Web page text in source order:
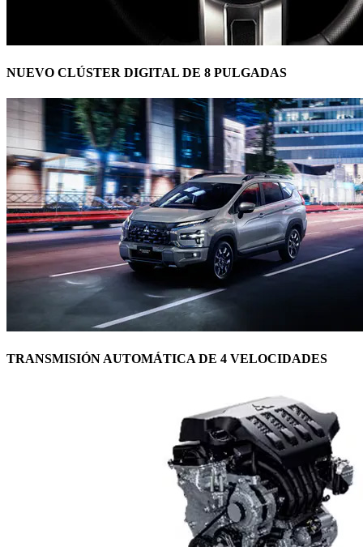
NUEVO CLÚSTER DIGITAL DE 8 PULGADAS
TRANSMISIÓN AUTOMÁTICA DE 4 VELOCIDADES